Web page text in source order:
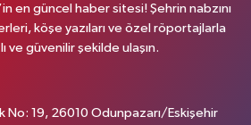
en güncel haber sitesi! Şehrin nabzını
köşe yazıları ve özel röportajlarla
ve güvenilir şekilde ulaşın.
No: 19, 26010 Odunpazarı/Eskişehir